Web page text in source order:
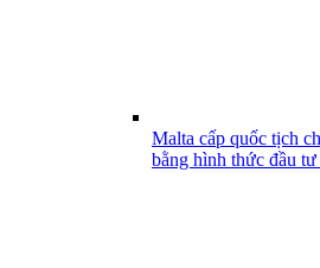
Malta cấp quốc tịch
bằng hình thức đầu